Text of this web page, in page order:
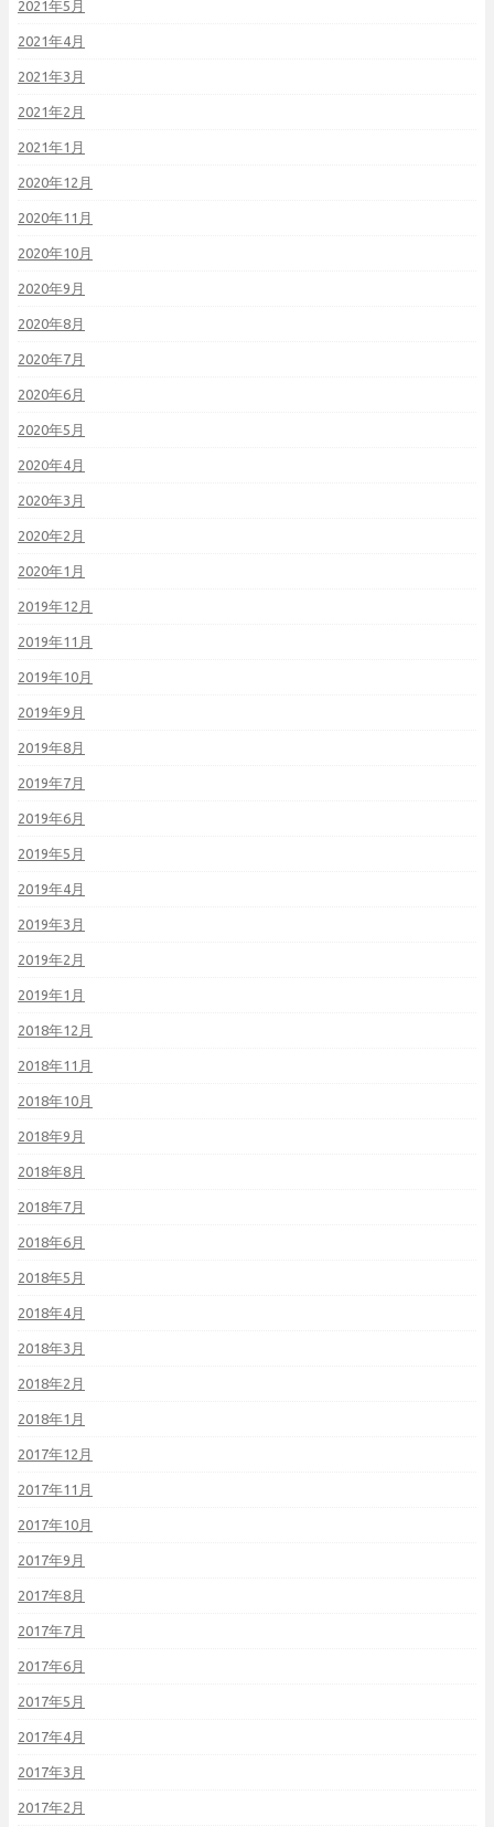
2021年5月
2021年4月
2021年3月
2021年2月
2021年1月
2020年12月
2020年11月
2020年10月
2020年9月
2020年8月
2020年7月
2020年6月
2020年5月
2020年4月
2020年3月
2020年2月
2020年1月
2019年12月
2019年11月
2019年10月
2019年9月
2019年8月
2019年7月
2019年6月
2019年5月
2019年4月
2019年3月
2019年2月
2019年1月
2018年12月
2018年11月
2018年10月
2018年9月
2018年8月
2018年7月
2018年6月
2018年5月
2018年4月
2018年3月
2018年2月
2018年1月
2017年12月
2017年11月
2017年10月
2017年9月
2017年8月
2017年7月
2017年6月
2017年5月
2017年4月
2017年3月
2017年2月